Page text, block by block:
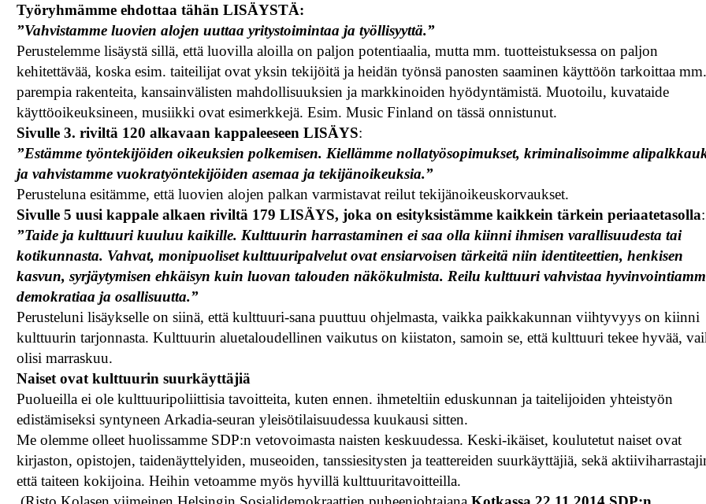
Työryhmämme ehdottaa tähän LISÄYSTÄ:
”Vahvistamme luovien alojen uuttaa yritystoimintaa ja työllisyyttä.”
Perustelemme lisäystä sillä, että luovilla aloilla on paljon potentiaalia, mutta mm. tuotteistuksessa on paljon
kehitettävää, koska esim. taiteilijat ovat yksin tekijöitä ja heidän työnsä panosten saaminen käyttöön tarkoittaa mm.
parempia rakenteita, kansainvälisten mahdollisuuksien ja markkinoiden hyödyntämistä. Muotoilu, kuvataide
käyttöoikeuksineen, musiikki ovat esimerkkejä. Esim. Music Finland on tässä onnistunut.
Sivulle 3. riviltä 120 alkavaan kappaleeseen LISÄYS:
”Estämme työntekijöiden oikeuksien polkemisen. Kiellämme nollatyösopimukset, kriminalisoimme
ja vahvistamme vuokratyöntekijöiden asemaa ja tekijänoikeuksia.”
Perusteluna esitämme, että luovien alojen palkan varmistavat reilut tekijänoikeuskorvaukset.
Sivulle 5 uusi kappale alkaen riviltä 179 LISÄYS, joka on esityksistämme kaikkein tärkein periaatetasolla:
”Taide ja kulttuuri kuuluu kaikille. Kulttuurin harrastaminen ei saa olla kiinni ihmisen varallisuudesta tai
kotikunnasta. Vahvat, monipuoliset kulttuuripalvelut ovat ensiarvoisen tärkeitä niin identiteettien, henkisen
kasvun, syrjäytymisen ehkäisyn kuin luovan talouden näkökulmista. Reilu kulttuuri vahvistaa
demokratiaa ja osallisuutta.”
Perusteluni lisäykselle on siinä, että kulttuuri-sana puuttuu ohjelmasta, vaikka paikkakunnan viihtyvyys on kiinni
kulttuurin tarjonnasta. Kulttuurin aluetaloudellinen vaikutus on kiistaton, samoin se, että kulttuuri tekee hyvää,
olisi marraskuu.
Naiset ovat kulttuurin suurkäyttäjiä
Puolueilla ei ole kulttuuripoliittisia tavoitteita, kuten ennen. ihmeteltiin eduskunnan ja taitelijoiden yhteistyön
edistämiseksi syntyneen Arkadia-seuran yleisötilaisuudessa kuukausi sitten.
Me olemme olleet huolissamme SDP:n vetovoimasta naisten keskuudessa. Keski-ikäiset, koulutetut naiset ovat
kirjaston, opistojen, taidenäyttelyiden, museoiden, tanssiesitysten ja teattereiden suurkäyttäjiä, sekä
että taiteen kokijoina. Heihin vetoamme myös hyvillä kulttuuritavoitteilla.